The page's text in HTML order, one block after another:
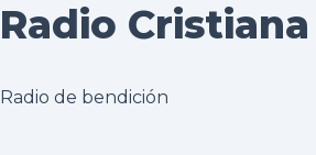
Radio
Radio de bendición